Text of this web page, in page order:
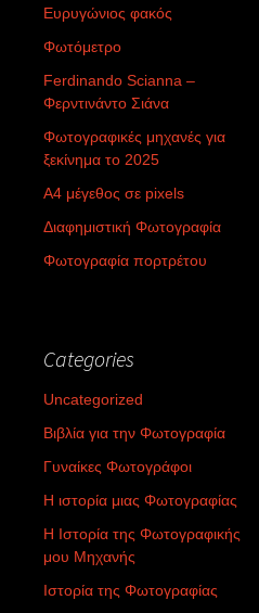
Ευρυγώνιος φακός
Φωτόμετρο
Ferdinando Scianna –
Φερντινάντο Σιάνα
Φωτογραφικές μηχανές για
ξεκίνημα το 2025
Α4 μέγεθος σε pixels
Διαφημιστική Φωτογραφία
Φωτογραφία πορτρέτου
Categories
Uncategorized
Βιβλία για την Φωτογραφία
Γυναίκες Φωτογράφοι
Η ιστορία μιας Φωτογραφίας
Η Ιστορία της Φωτογραφικής
μου Μηχανής
Ιστορία της Φωτογραφίας